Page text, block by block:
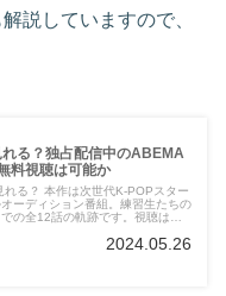
説していますので、
る？独占配信中のABEMA
料視聴は可能か
れる？ 本作は次世代K-POPスター
ーディション番組。練習生たちの
の全12話の軌跡です。視聴は
2024.05.26